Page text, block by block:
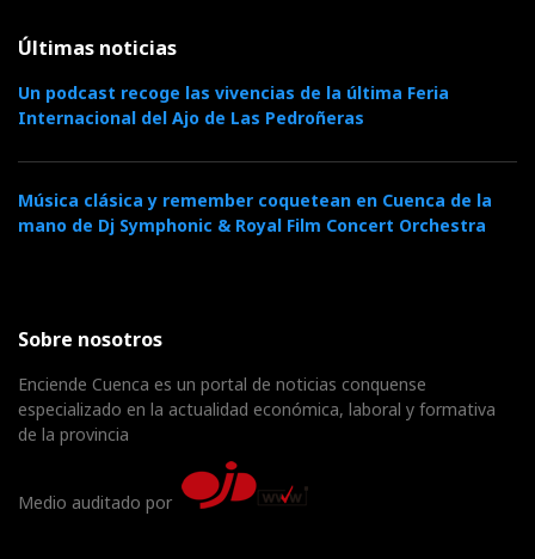
Últimas noticias
Un podcast recoge las vivencias de la última Feria
Internacional del Ajo de Las Pedroñeras
Música clásica y remember coquetean en Cuenca de la
mano de Dj Symphonic & Royal Film Concert Orchestra
Sobre nosotros
Enciende Cuenca es un portal de noticias conquense
especializado en la actualidad económica, laboral y formativa
de la provincia
Medio auditado por